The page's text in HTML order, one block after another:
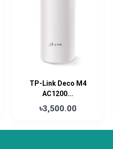
TP-Link Deco M4
AC1200...
৳3,500.00